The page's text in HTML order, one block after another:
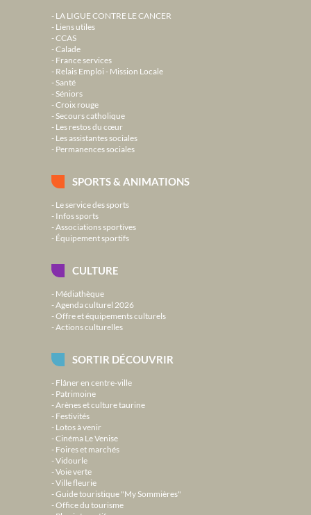
LA LIGUE CONTRE LE CANCER
Liens utiles
CCAS
Calade
France services
Relais Emploi - Mission Locale
Santé
Séniors
Croix rouge
Secours catholique
Les restos du cœur
Les assistantes sociales
Permanences sociales
SPORTS & ANIMATIONS
Le service des sports
Infos sports
Associations sportives
Équipement sportifs
CULTURE
Médiathèque
Agenda culturel 2026
Offre et équipements culturels
Actions culturelles
SORTIR DÉCOUVRIR
Flâner en centre-ville
Patrimoine
Arènes et culture taurine
Festivités
Lotos à venir
Cinéma Le Venise
Foires et marchés
Vidourle
Voie verte
Ville fleurie
Guide touristique "My Sommières"
Office du tourisme